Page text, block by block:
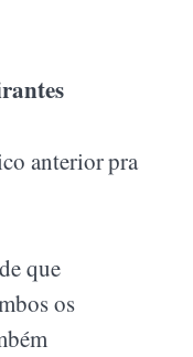
anterior pra
que
os